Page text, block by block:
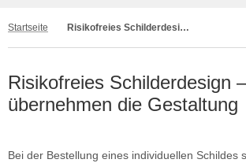
Startseite Risikofreies Schilderdesign – wir übernehmen die Gestaltung
Risikofreies Schilderdesign
übernehmen die Gestaltung
Bei der Bestellung eines individuellen Schildes